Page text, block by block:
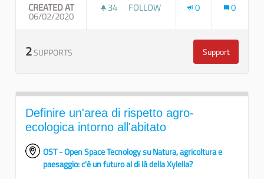
CREATED AT
06/02/2020
34 34 FOLLOWERS
FOLLOW 0 0
2SUPPORTS Support
Includere la
Definire un'area di rispetto agro-
ecologica intorno all'abitato
OST - Open Space Tecnology su Natura, agricoltura e
paesaggio: c'è un futuro al di là della Xylella?